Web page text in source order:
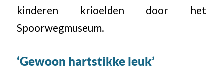
kinderen krioelden door het
Spoorwegmuseum.
‘Gewoon hartstikke leuk’